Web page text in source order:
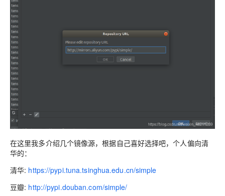
在这里我多介绍几个镜像源，根据自己喜好选择吧，个人偏向清
华的：
清华: https://pypi.tuna.tsinghua.edu.cn/simple
豆瓣: http://pypi.douban.com/simple/